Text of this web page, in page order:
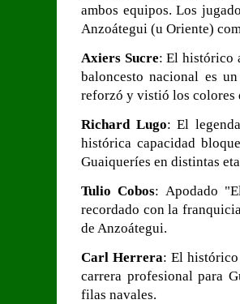
ambos equipos. Los
Anzoátegui (u Oriente)
Axiers Sucre: El histórico
baloncesto nacional es
reforzó y vistió los colores
Richard Lugo: El
histórica capacidad
Guaiqueríes en distintas
Tulio Cobos: Apodado
recordado con la
de Anzoátegui.
Carl Herrera: El
carrera profesional para
filas navales.